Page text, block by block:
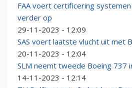
FAA voert certificering
verder op
29-11-2023 - 12:09
SAS voert laatste vlucht uit met
20-11-2023 - 12:04
SLM neemt tweede Boeing 737
14-11-2023 - 12:14